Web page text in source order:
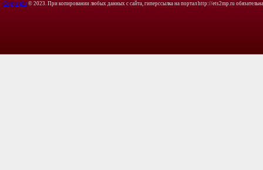
Copyright © 2023. При копировании любых данных с сайта, гиперссылка на портал http://ets2mp.ru